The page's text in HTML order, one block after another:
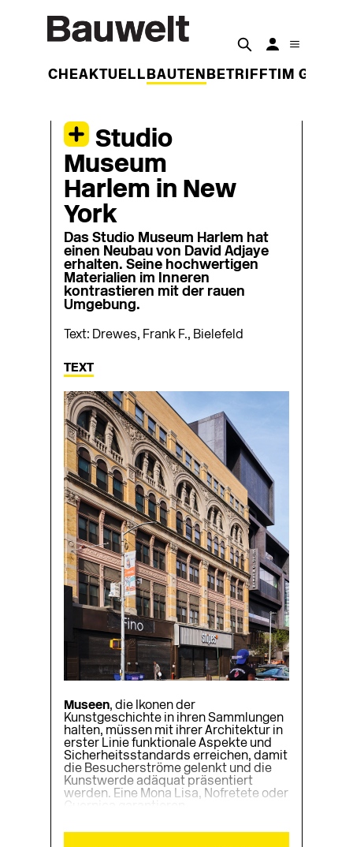
WOCHEAKTUELL BAUTEN BETRIFFT IM
Studio
Museum
Harlem in New
York
Das Studio Museum Harlem hat
einen Neubau von David Adjaye
erhalten. Seine hochwertigen
Materialien im Inneren
kontrastieren mit der rauen
Umgebung.
Text: Drewes, Frank F., Bielefeld
TEXT
Museen, die Ikonen der
Kunstgeschichte in ihren Sammlungen
halten, müssen mit ihrer Architektur in
erster Linie funktionale Aspekte und
Sicherheitsstandards erreichen, damit
die Besucherströme gelenkt und die
Kunstwerde adäquat präsentiert
werden. Eine Mona Lisa, Nofretete oder